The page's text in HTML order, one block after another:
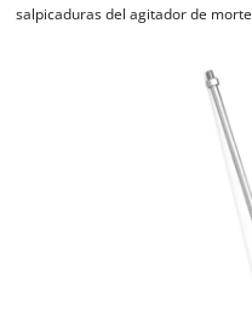
salpicaduras del agitador de